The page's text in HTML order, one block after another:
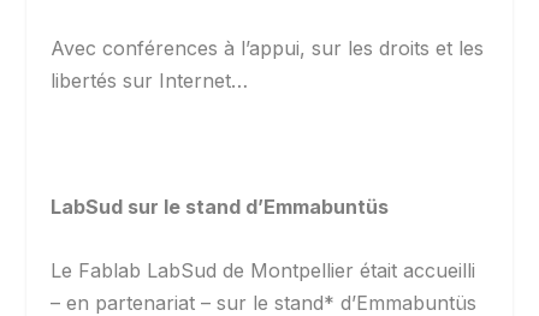
Avec conférences à l’appui, sur les droits et les
libertés sur Internet…
LabSud sur le stand d’Emmabuntüs
Le Fablab LabSud de Montpellier était accueilli
– en partenariat – sur le stand* d’Emmabuntüs